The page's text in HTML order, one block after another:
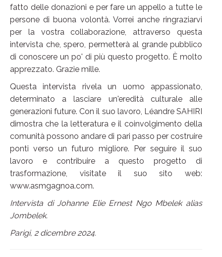
fatto delle donazioni e per fare un appello a tutte le
persone di buona volontà. Vorrei anche ringraziarvi
per la vostra collaborazione, attraverso questa
intervista che, spero, permetterà al grande pubblico
di conoscere un po' di più questo progetto. È molto
apprezzato. Grazie mille.
Questa intervista rivela un uomo appassionato,
determinato a lasciare un'eredità culturale alle
generazioni future. Con il suo lavoro, Léandre SAHIRI
dimostra che la letteratura e il coinvolgimento della
comunità possono andare di pari passo per costruire
ponti verso un futuro migliore. Per seguire il suo
lavoro e contribuire a questo progetto di
trasformazione, visitate il suo sito web:
www.asmgagnoa.com.
Intervista di Johanne Elie Ernest Ngo Mbelek alias
Jombelek.
Parigi, 2 dicembre 2024.